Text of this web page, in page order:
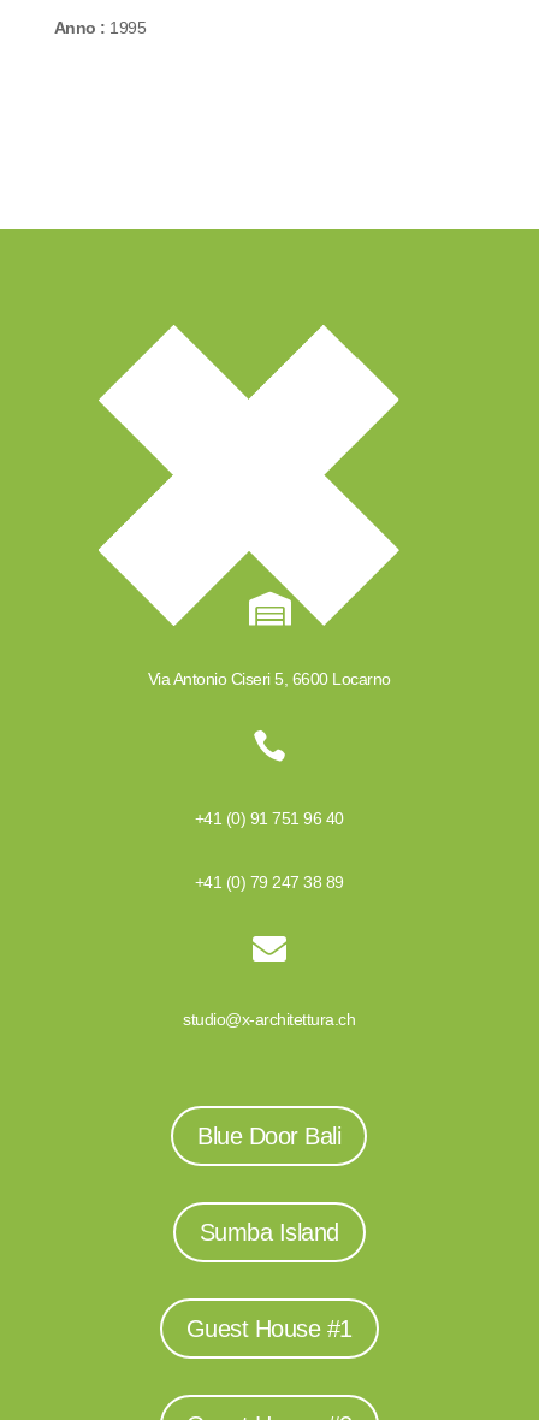
Anno : 1995

Via Antonio Ciseri 5, 6600 Locarno

+41 (0) 91 751 96 40
+41 (0) 79 247 38 89

studio@x-architettura.ch
Blue Door Bali
Sumba Island
Guest House #1